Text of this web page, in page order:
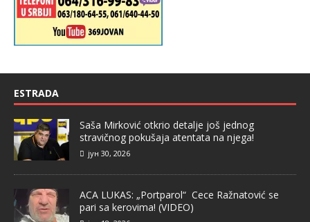
ESTRADA
Saša Mirković otkrio detalje još jednog
stravičnog pokušaja atentata na njega!
јун 30, 2026
ACA LUKAS: „Portparol“ Cece Ražnatović se
pari sa kerovima! (VIDEO)